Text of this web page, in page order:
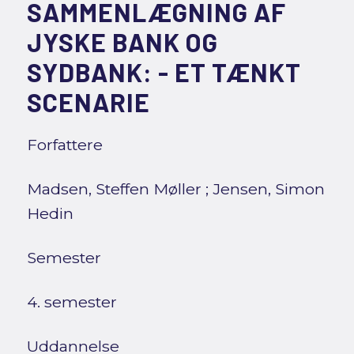
SAMMENLÆGNING AF
JYSKE BANK OG
SYDBANK: - ET TÆNKT
SCENARIE
Forfattere
Madsen, Steffen Møller ; Jensen, Simon
Hedin
Semester
4. semester
Uddannelse